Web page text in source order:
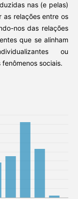
nas (e pelas)
as relações entre os
nos das relações
que se alinham
ou
sociais.